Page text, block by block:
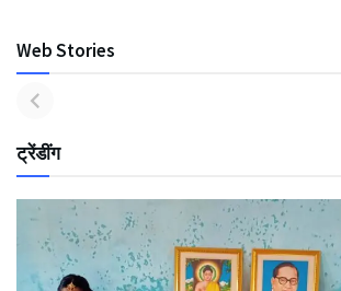
Web Stories
ट्रेंडींग